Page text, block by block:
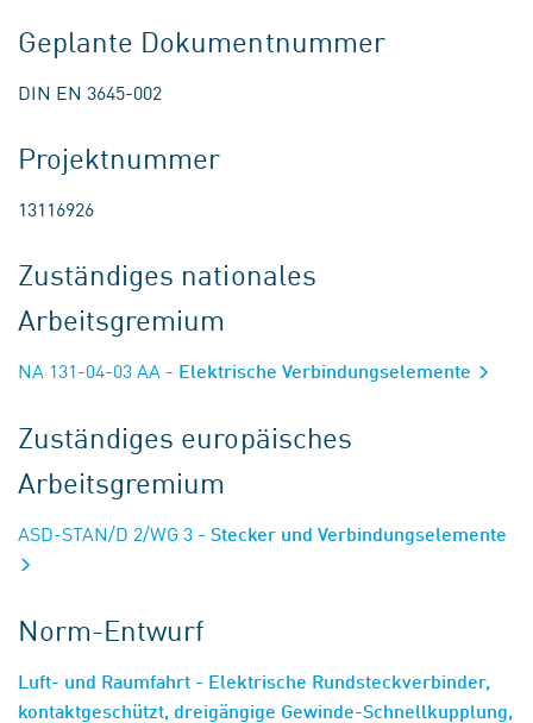
Geplante Dokumentnummer
DIN EN 3645-002
Projektnummer
13116926
Zuständiges nationales
Arbeitsgremium
NA 131-04-03 AA - Elektrische Verbindungselemente
Zuständiges europäisches
Arbeitsgremium
ASD-STAN/D 2/WG 3 - Stecker und Verbindungselemente
Norm-Entwurf
Luft- und Raumfahrt - Elektrische Rundsteckverbinder,
kontaktgeschützt, dreigängige Gewinde-Schnellkupplung,